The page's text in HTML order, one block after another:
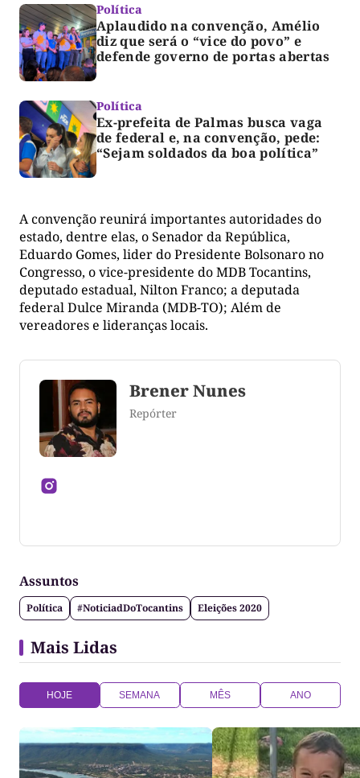
Política
Aplaudido na convenção, Amélio
diz que será o “vice do povo” e
defende governo de portas abertas
Política
Ex-prefeita de Palmas busca vaga
de federal e, na convenção, pede:
“Sejam soldados da boa política”
A convenção reunirá importantes autoridades do
estado, dentre elas, o Senador da República,
Eduardo Gomes, lider do Presidente Bolsonaro no
Congresso, o vice-presidente do MDB Tocantins,
deputado estadual, Nilton Franco; a deputada
federal Dulce Miranda (MDB-TO); Além de
vereadores e lideranças locais.
Brener Nunes
Repórter
Tocantins
Assuntos
Política #NoticiadDoTocantins Eleições 2020
Mais Lidas
HOJE SEMANA MÊS ANO